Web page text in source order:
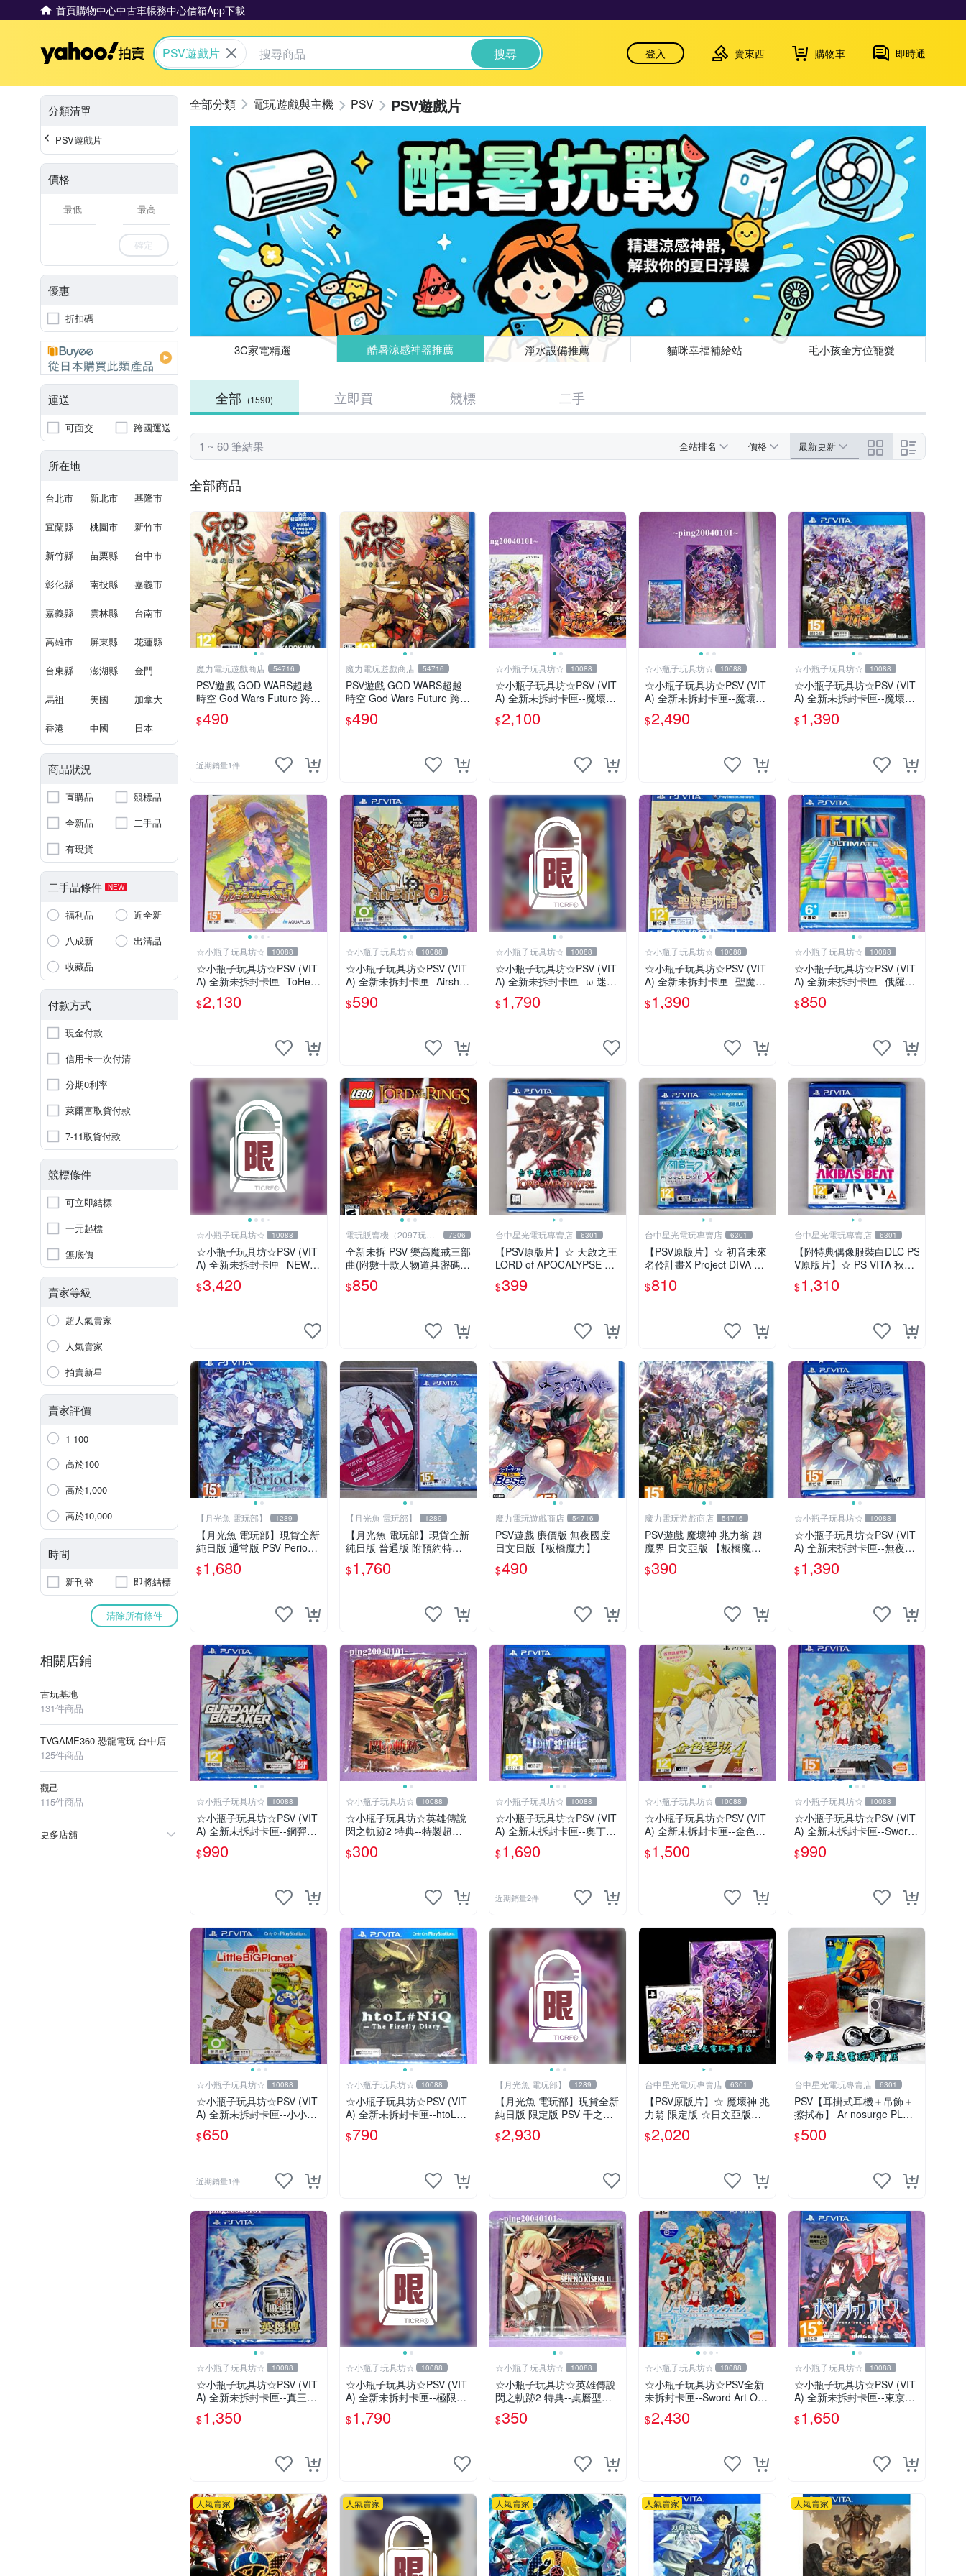
首頁購物中心中古車帳務中心信箱App下載
Yahoo拍賣
PSV遊戲片 搜尋 登入 賣東西 購物車 即時通
分類清單
PSV遊戲片
價格
-
確定
優惠
折扣碼
運送
可面交 跨國運送
所在地
台北市 新北市 基隆市
宜蘭縣 桃園市 新竹市
新竹縣 苗栗縣 台中市
彰化縣 南投縣 嘉義市
嘉義縣 雲林縣 台南市
高雄市 屏東縣 花蓮縣
台東縣 澎湖縣 金門
馬祖 美國 加拿大
香港 中國 日本
商品狀況
直購品
競標品
全新品
二手品
有現貨
二手品條件 NEW
福利品
近全新
八成新
出清品
收藏品
付款方式
現金付款
信用卡一次付清
分期0利率
萊爾富取貨付款
7-11取貨付款
競標條件
可立即結標
一元起標
無底價
賣家等級
超人氣賣家
人氣賣家
拍賣新星
賣家評價
1-100
高於100
高於1,000
高於10,000
時間
新刊登 即將結標
清除所有條件
相關店鋪
古玩基地
131件商品
TVGAME360 恐龍電玩-台中店
125件商品
觀己
115件商品
更多店舖
電玩遊戲與主機 PSV PSV遊戲片
3C家電精選 酷暑涼感神器推薦 淨水設備推薦 貓咪幸福補給站 毛小孩全方位寵愛
全部 (1590) 立即買 競標 二手
1 ~ 60 筆結果 全站排名 價格 最新更新
全部商品
魔力電玩遊戲商店 54716
PSV遊戲 GOD WARS超越
時空 God Wars Future 跨越
時空 中文亞版【板橋魔力】
$490
近期銷量1件
魔力電玩遊戲商店 54716
PSV遊戲 GOD WARS超越
時空 God Wars Future 跨越
時空 日文日版【板橋魔力】
$490
☆小瓶子玩具坊☆ 10088
☆小瓶子玩具坊☆PSV (VIT
A) 全新未拆封卡匣--魔壞神
兆力翁 限定版 (亞版日文版)
+特典--美術集
$2,100
☆小瓶子玩具坊☆ 10088
☆小瓶子玩具坊☆PSV (VIT
A) 全新未拆封卡匣--魔壞神
兆力翁 Trader 店舖特典通
常版+特典--美術集
$2,490
☆小瓶子玩具坊☆ 10088
☆小瓶子玩具坊☆PSV (VIT
A) 全新未拆封卡匣--魔壞神
兆力翁 (亞版日文版)
$1,390
☆小瓶子玩具坊☆ 10088
☆小瓶子玩具坊☆PSV (VIT
A) 全新未拆封卡匣--ToHear
t2 迷宮旅人 限定版
$2,130
☆小瓶子玩具坊☆ 10088
☆小瓶子玩具坊☆PSV (VIT
A) 全新未拆封卡匣--Airship
$590
☆小瓶子玩具坊☆ 10088
☆小瓶子玩具坊☆PSV (VIT
A) 全新未拆封卡匣--ω 迷宮
《ω Labyrinth》(日版)
$1,790
☆小瓶子玩具坊☆ 10088
☆小瓶子玩具坊☆PSV (VIT
A) 全新未拆封卡匣--聖魔導
物語 (日版)
$1,390
☆小瓶子玩具坊☆ 10088
☆小瓶子玩具坊☆PSV (VIT
A) 全新未拆封卡匣--俄羅斯
方塊 終極版
$850
☆小瓶子玩具坊☆ 10088
☆小瓶子玩具坊☆PSV (VIT
A) 全新未拆封卡匣--NEW
槍彈辯駁 V3 大家的自相殘
殺新學期 限定版 (日版)
$3,420
電玩販賣機（2097玩具
公仔舖
7206
全新未拆 PSV 樂高魔戒三部
曲(附數十款人物道具密碼)L
ego The Lord of the Rings-
英文美版-
$850
台中星光電玩專賣店 6301
【PSV原版片】☆ 天啟之王
LORD of APOCALYPSE ☆
日文亞版全新品【台中星光
電玩】
$399
台中星光電玩專賣店 6301
【PSV原版片】☆ 初音未來
名伶計畫X Project DIVA ☆
中文版全新品【台中星光電
玩】
$810
台中星光電玩專賣店 6301
【附特典偶像服裝白DLC PS
V原版片】☆ PS VITA 秋葉
原妄想物語 秋葉潮物語 ☆
中文版全新品【台中星光電
$1,310
【月光魚 電玩部】 1289
【月光魚 電玩部】現貨全新
純日版 通常版 PSV Period
～鳥籠之阿瑪迪斯～ 普通版
純日版
$1,680
【月光魚 電玩部】 1289
【月光魚 電玩部】現貨全新
純日版 普通版 附預約特典
PSV 東京山手 BOYS for V
MAIN DISC
$1,760
魔力電玩遊戲商店 54716
PSV遊戲 廉價版 無夜國度
日文日版【板橋魔力】
$490
魔力電玩遊戲商店 54716
PSV遊戲 魔壞神 兆力翁 超
魔界 日文亞版 【板橋魔
力】
$390
☆小瓶子玩具坊☆ 10088
☆小瓶子玩具坊☆PSV (VIT
A) 全新未拆封卡匣--無夜國
度 中文版
$1,390
☆小瓶子玩具坊☆ 10088
☆小瓶子玩具坊☆PSV (VIT
A) 全新未拆封卡匣--鋼彈破
壞者
$990
☆小瓶子玩具坊☆ 10088
☆小瓶子玩具坊☆英雄傳說
閃之軌跡2 特典--特製超細
纖維掛布 (無遊戲卡匣唷)
$300
☆小瓶子玩具坊☆ 10088
☆小瓶子玩具坊☆PSV (VIT
A) 全新未拆封卡匣--奧丁領
域 里普特拉西爾 中文版
$1,690
近期銷量2件
☆小瓶子玩具坊☆ 10088
☆小瓶子玩具坊☆PSV (VIT
A) 全新未拆封卡匣--金色琴
弦4 首批限定版 (中文版)
$1,500
☆小瓶子玩具坊☆ 10088
☆小瓶子玩具坊☆PSV (VIT
A) 全新未拆封卡匣--Sword
Art Online 刀劍神域 虛空斷
章 (亞日版)
$990
☆小瓶子玩具坊☆ 10088
☆小瓶子玩具坊☆PSV (VIT
A) 全新未拆封卡匣--小小大
星球 PS Vita 漫威超級英雄
版 中文版
$650
近期銷量1件
☆小瓶子玩具坊☆ 10088
☆小瓶子玩具坊☆PSV (VIT
A) 全新未拆封卡匣--htoL#N
iQ 螢火蟲日記
$790
【月光魚 電玩部】 1289
【月光魚 電玩部】現貨全新
純日版 限定版 PSV 千之刃
濤、桃花染之皇姬 初回限定
版 純日版
$2,930
台中星光電玩專賣店 6301
【PSV原版片】☆ 魔壞神 兆
力翁 限定版 ☆日文亞版全
新品【含美術集】台中星光
電玩
$2,020
台中星光電玩專賣店 6301
PSV【耳掛式耳機＋吊飾＋
擦拭布】 Ar nosurge PLUS
獻給誕生之星的祈禱詩 【限
定特典升級包】台中星光電
$500
☆小瓶子玩具坊☆ 10088
☆小瓶子玩具坊☆PSV (VIT
A) 全新未拆封卡匣--真三國
無雙 英傑傳 中文版
$1,350
☆小瓶子玩具坊☆ 10088
☆小瓶子玩具坊☆PSV (VIT
A) 全新未拆封卡匣--極限凸
起 萌萌水晶 (日版)
$1,790
☆小瓶子玩具坊☆ 10088
☆小瓶子玩具坊☆英雄傳說
閃之軌跡2 特典--桌曆型迷
你原聲帶--"亞莉莎 Alisa"封
面 (無遊戲卡匣唷)
$350
☆小瓶子玩具坊☆ 10088
☆小瓶子玩具坊☆PSV全新
未拆封卡匣--Sword Art Onli
ne 刀劍神域 虛空斷章 限定
版 (日版)
$2,430
☆小瓶子玩具坊☆ 10088
☆小瓶子玩具坊☆PSV (VIT
A) 全新未拆封卡匣--東京新
世錄 深淵行動 (日版)
$1,650
人氣賣家 人氣賣家 人氣賣家 人氣賣家 人氣賣家